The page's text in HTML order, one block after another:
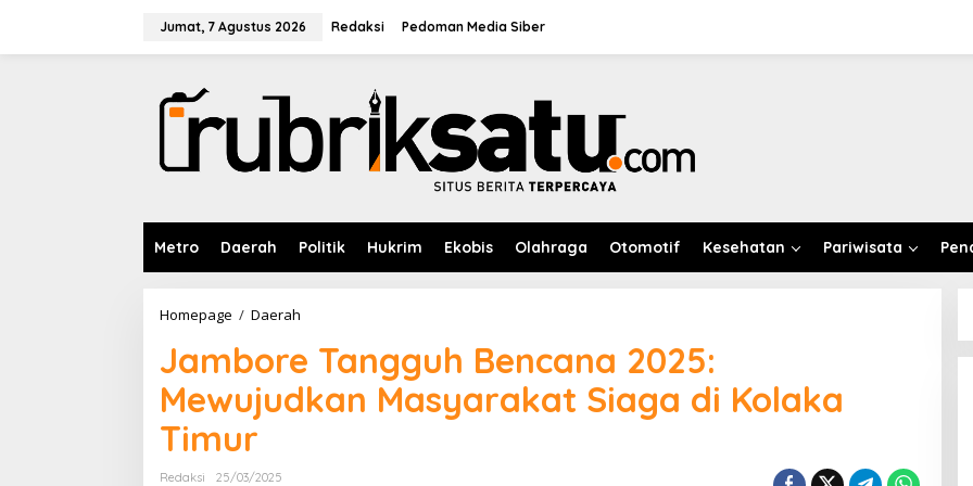
Jumat, 7 Agustus 2026 Redaksi Pedoman Media Siber
Metro Daerah Politik Hukrim Ekobis Olahraga Otomotif Kesehatan Pariwisata
Homepage / Daerah
m
b
o
r
Jambore Tangguh Bencana 2025:
Mewujudkan Masyarakat Siaga di Kolaka
Timur
Redaksi
25/03/2025